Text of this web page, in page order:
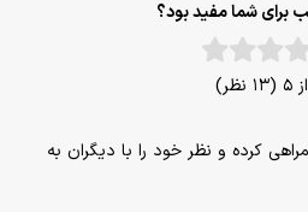
برای شما مفید بود؟
کرده و نظر خود را با دیگران به